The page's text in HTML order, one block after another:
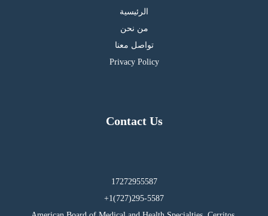
الرئيسية
من نحن
تواصل معنا
Privacy Policy
Contact Us
17272955587
295-5587(727)1+